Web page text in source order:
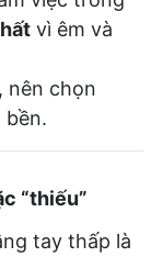
vì êm và
nên chọn
bền.
“thiếu”
tay thấp là